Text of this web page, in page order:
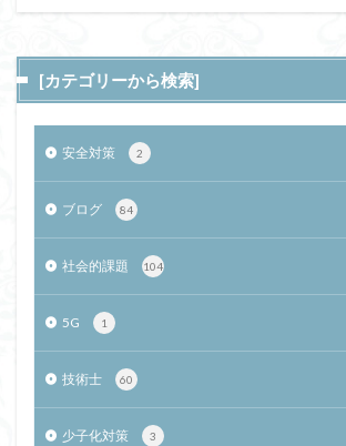
[カテゴリーから検索]
安全対策 2
ブログ 84
社会的課題 104
5G 1
技術士 60
少子化対策 3